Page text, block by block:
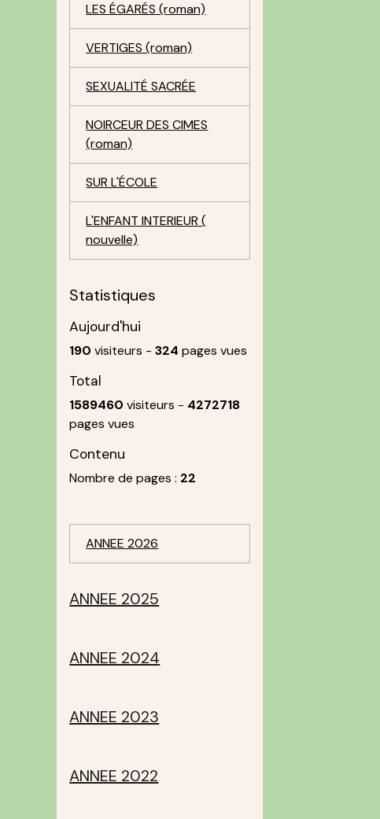
LES ÉGARÉS (roman)
VERTIGES (roman)
SEXUALITÉ SACRÉE
NOIRCEUR DES CIMES
(roman)
SUR L'ÉCOLE
L'ENFANT INTERIEUR (
nouvelle)
Statistiques
Aujourd'hui
190 visiteurs -324 pages vues
Total
1589460 visiteurs - 4272718
pages vues
Contenu
Nombre de pages : 22
ANNEE 2026
ANNEE 2025
ANNEE 2024
ANNEE 2023
ANNEE 2022